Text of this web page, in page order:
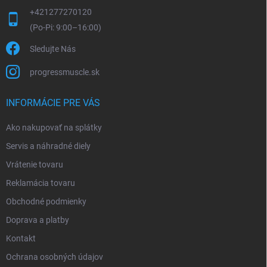
+421277270120
Sledujte Nás
progressmuscle.sk
INFORMÁCIE PRE VÁS
Ako nakupovať na splátky
Servis a náhradné diely
Vrátenie tovaru
Reklamácia tovaru
Obchodné podmienky
Doprava a platby
Kontakt
Ochrana osobných údajov